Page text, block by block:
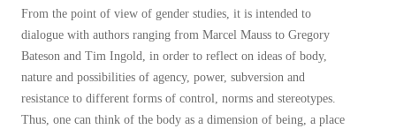
From the point of view of gender studies, it is intended to
dialogue with authors ranging from Marcel Mauss to Gregory
Bateson and Tim Ingold, in order to reflect on ideas of body,
nature and possibilities of agency, power, subversion and
resistance to different forms of control, norms and stereotypes.
Thus, one can think of the body as a dimension of being, a place